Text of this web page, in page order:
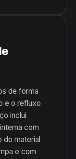
de forma
e o refluxo
inclui
com
do material
e com